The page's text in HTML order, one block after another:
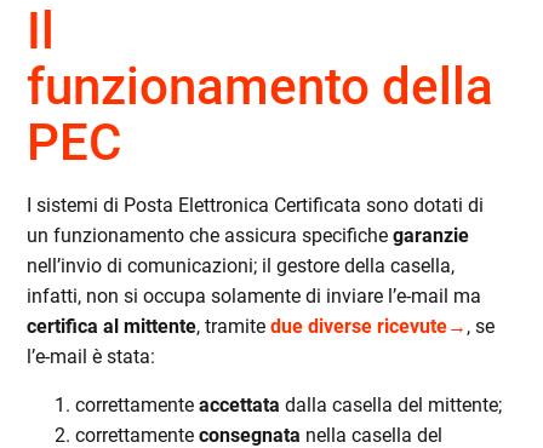
Il
funzionamento della
PEC
I sistemi di Posta Elettronica Certificatasono dotati di
un funzionamento che assicura specifichegaranzie
nell’invio di comunicazioni; il gestore della casella,
infatti, non si occupa solamente di inviare l’e-mail ma
certifica al mittente, tramitedue diverse ricevute→ , se
l’e-mail è stata:
correttamenteaccettata dalla casella del mittente;
correttamenteconsegnata nella casella del